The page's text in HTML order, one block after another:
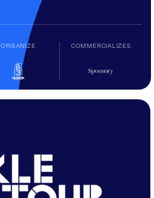
ORGANIZE COMMERCIALIZES